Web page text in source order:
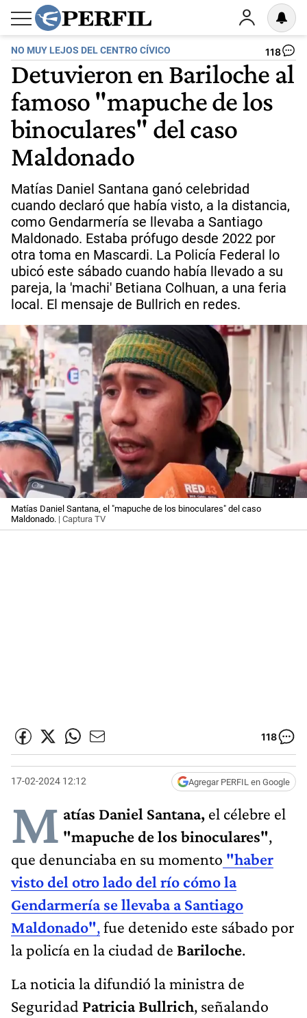
NO MUY LEJOS DEL CENTRO CÍVICO 118
Detuvieron en Bariloche al
famoso "mapuche de los
binoculares" del caso
Maldonado
Matías Daniel Santana ganó celebridad
cuando declaró que había visto, a la distancia,
como Gendarmería se llevaba a Santiago
Maldonado. Estaba prófugo desde 2022 por
otra toma en Mascardi. La Policía Federal lo
ubicó este sábado cuando había llevado a su
pareja, la 'machi' Betiana Colhuan, a una feria
local. El mensaje de Bullrich en redes.
Matías Daniel Santana, el "mapuche de los binoculares" del caso
Maldonado. | Captura TV
118
17-02-2024 12:12 Agregar PERFIL en Google
M atías Daniel Santana, el célebre el
"mapuche de los binoculares",
que denunciaba en su momento "haber
visto del otro lado del río cómo la
Gendarmería se llevaba aSantiago
Maldonado",fue detenido este sábado por
la policía en la ciudad de Bariloche.
La noticia la difundió la ministra de
Seguridad Patricia Bullrich, señalando